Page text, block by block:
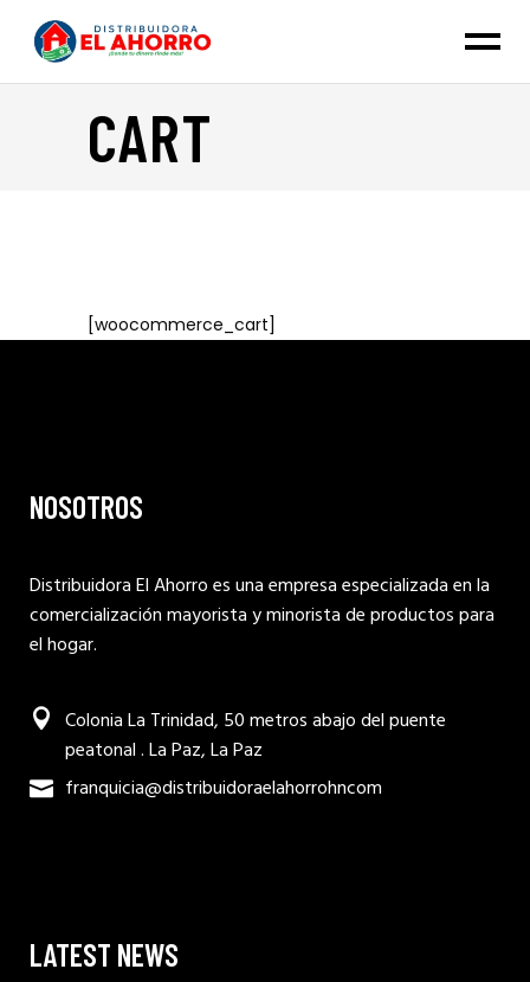
CART
[woocommerce_cart]
NOSOTROS
Distribuidora El Ahorro es una empresa especializada en la
comercialización mayorista y minorista de productos para
el hogar.
Colonia La Trinidad, 50 metros abajo del puente
peatonal . La Paz, La Paz
franquicia@distribuidoraelahorrohncom
LATEST NEWS